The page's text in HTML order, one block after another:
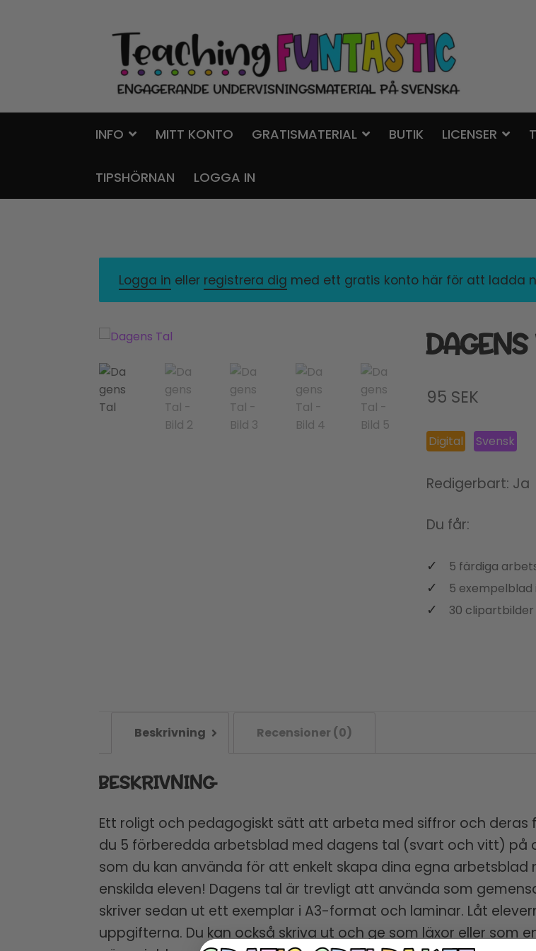
Hoppa
navigering
Gå
innehåll
INFO MITT KONTO GRATISMATERIAL BUTIK LICENSER
TIPSHÖRNAN LOGGA IN
Logga in eller registrera dig med ett gratis konto här för att ladda
95 SEK
Digital Svensk
Redigerbart: Ja
Du får:
5 färdiga
5
30
Beskrivning Recensioner (0)
BESKRIVNING
Ett roligt och pedagogiskt sätt att arbeta med siffror och deras
du 5 förberedda arbetsblad med dagens tal (svart och vitt) på
som du kan använda för att enkelt skapa dina egna
enskilda eleven! Dagens tal är trevligt att använda som
skriver sedan ut ett exemplar i A3-format och laminar. Låt
uppgifterna. Du kan också skriva ut och ge som läxor eller som